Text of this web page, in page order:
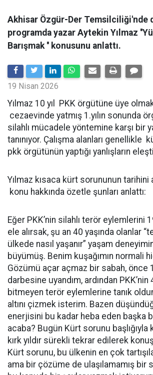
Akhisar Özgür-Der Temsilciliği'nde
programda yazar Aytekin Yılmaz
Barışmak '' konusunu anlattı.
19 Nisan 2026
Yılmaz 10 yıl PKK örgütüne üye
cezaevinde yatmış 1.yılın sonunda
silahlı mücadele yöntemine karşı bir
tanınıyor. Çalışma alanları genellikle
pkk örgütünün yaptığı yanlışların
Yılmaz kısaca kürt sorununun tarihini
konu hakkında özetle şunları anlattı:
Eğer PKK’nin silahlı terör eylemlerini
ele alırsak, şu an 40 yaşında olanlar
ülkede nasıl yaşanır” yaşam
büyümüş. Benim kuşağımın normali
Gözümü açar açmaz bir sabah, önce
darbesine uyandım, ardından PKK’nin
bitmeyen terör eylemlerine tanık
altını çizmek isterim. Bazen
enerjisini bu kadar heba eden başka
acaba? Bugün Kürt sorunu başlığıyla
kırk yıldır sürekli tekrar edilerek
Kürt sorunu, bu ülkenin en çok
ama bir çözüme de ulaşılamamış bir